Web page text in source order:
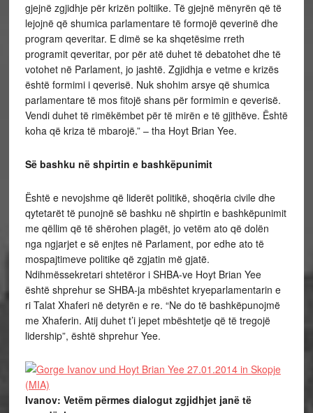
gjejnë zgjidhje për krizën poltiike. Të gjejnë mënyrën që të
lejojnë që shumica parlamentare të formojë qeverinë dhe
program qeveritar. E dimë se ka shqetësime rreth
programit qeveritar, por për atë duhet të debatohet dhe të
votohet në Parlament, jo jashtë. Zgjidhja e vetme e krizës
është formimi i qeverisë. Nuk shohim arsye që shumica
parlamentare të mos fitojë shans për formimin e qeverisë.
Vendi duhet të rimëkëmbet për të mirën e të gjithëve. Është
koha që kriza të mbarojë.” – tha Hoyt Brian Yee.
Së bashku në shpirtin e bashkëpunimit
Është e nevojshme që liderët politikë, shoqëria civile dhe
qytetarët të punojnë së bashku në shpirtin e bashkëpunimit
me qëllim që të shërohen plagët, jo vetëm ato që dolën
nga ngjarjet e së enjtes në Parlament, por edhe ato të
mospajtimeve politike që zgjatin më gjatë.
Ndihmëssekretari shtetëror i SHBA-ve Hoyt Brian Yee
është shprehur se SHBA-ja mbështet kryeparlamentarin e
ri Talat Xhaferi në detyrën e re. “Ne do të bashkëpunojmë
me Xhaferin. Atij duhet t’i jepet mbështetje që të tregojë
lidership”, është shprehur Yee.
Ivanov: Vetëm përmes dialogut zgjidhjet janë të